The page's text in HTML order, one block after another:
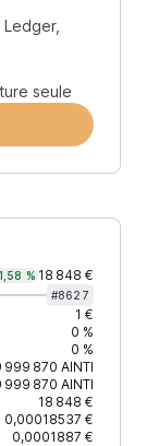
seule
% 18 848 €
#8627
1 €
0 %
0 %
999 870 AINTI
999 870 AINTI
18 848 €
0,00018537 €
0,0001887 €